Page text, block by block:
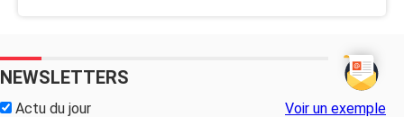
NEWSLETTERS
Actu du jour Voir un exemple